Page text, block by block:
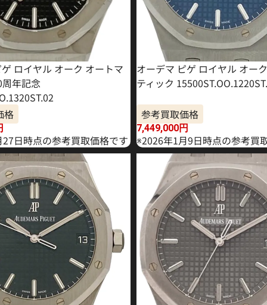
ロイヤル オーク オートマ
年記念
格
日時点の参考買取価格です
オーデマ ピゲ ロイヤル オー
ティック
参考買取価格
7,449,000円
※2026年1月9日時点の参考買